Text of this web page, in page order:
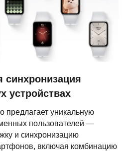
синхронизация
устройствах
предлагает уникальную
пользователей —
и синхронизацию
включая комбинацию